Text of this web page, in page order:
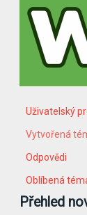
Uživatelský
Vytvořená
Odpovědi
Oblíbená
Přehled